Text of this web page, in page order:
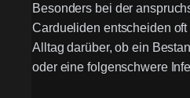
Besonders bei der
Cardueliden entscheiden
Alltag darüber, ob ein
oder eine folgenschwere